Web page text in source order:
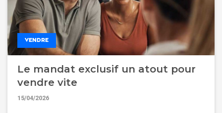
VENDRE
Le mandat exclusif un atout pour
vendre vite
15/04/2026